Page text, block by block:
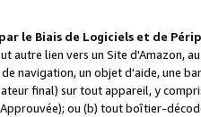
le Biais de Logiciels et de
autre lien vers un Site d'Amazon,
navigation, un objet d'aide, une
final) sur tout appareil, y
ou (b) tout boîtier-